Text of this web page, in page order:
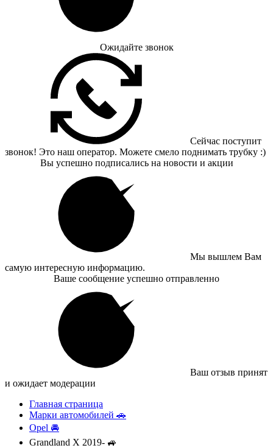
Ожидайте звонок
Сейчас поступит
звонок! Это наш оператор. Можете смело поднимать трубку :)
Вы успешно подписались на новости и акции
Мы вышлем Вам
самую интересную информацию.
Ваше сообщение успешно отправленно
Ваш отзыв принят
и ожидает модерации
Главная страница
Марки автомобилей 🚗
Opel 🚘
Grandland X 2019- 🚙